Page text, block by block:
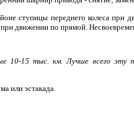
ступицы переднего колеса
движении по прямой.
10-15 тыс. км. Лучше всего эту
или эстакада.